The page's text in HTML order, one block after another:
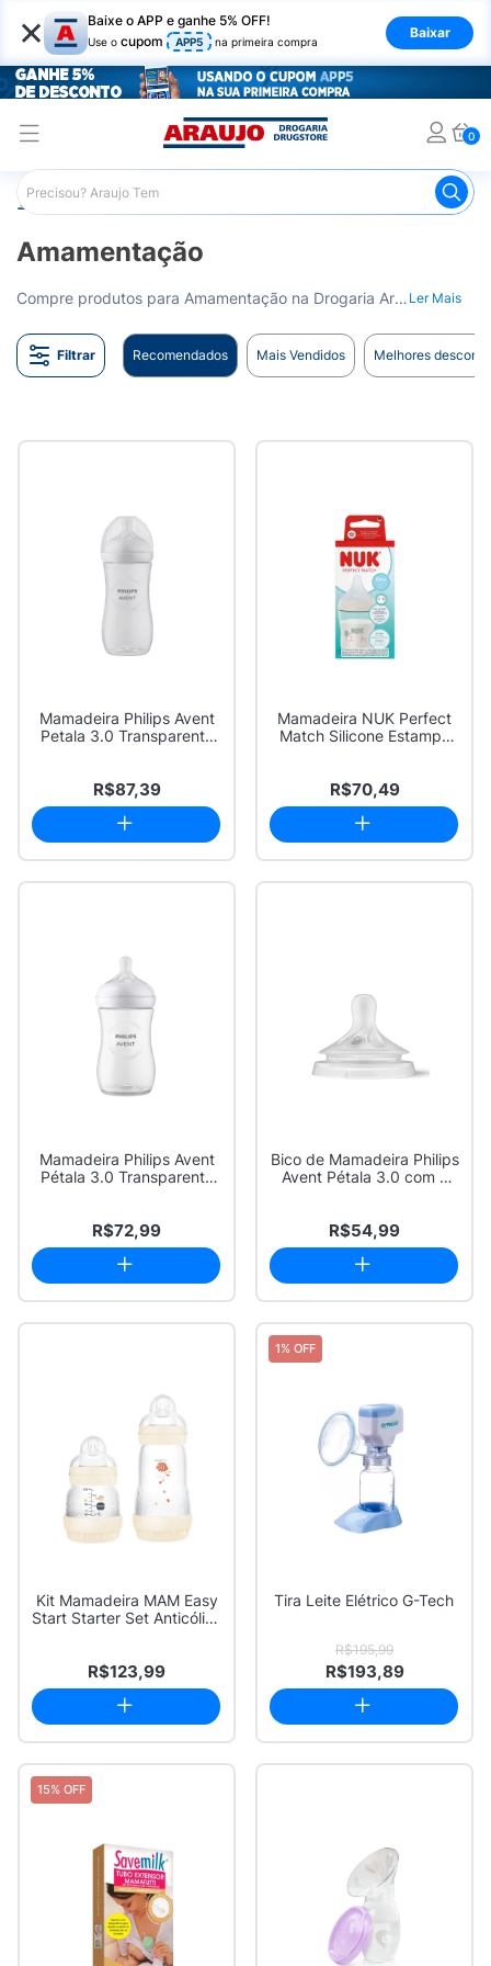
× Baixe o APP e ganhe 5% OFF!
Use o cupom APP5 na primeira compra
Baixar
0
Araujo Infantil
Amamentação
Compre produtos para Amamentação na Drogaria Araujo. Suporte para esse momento especial entre mãe e bebê. Entrega para todo o Brasil. Ler Mais
Filtrar Recomendados Mais Vendidos Melhores
Mamadeira Philips Avent
Petala 3.0 Transparente
R$87,39
Mamadeira NUK Perfect
Match Silicone Estampa
R$70,49
Mamadeira Philips Avent
Pétala 3.0 Transparente
R$72,99
Bico de Mamadeira Philips
Avent Pétala 3.0 com 2
R$54,99
Kit Mamadeira MAM Easy
Start Starter Set Anticólica
R$123,99
1% OFF
Tira Leite Elétrico G-Tech
R$195,99
R$193,89
15% OFF